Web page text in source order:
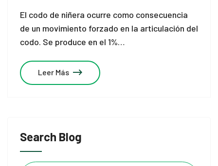
Search Blog
El codo de niñera ocurre como consecuencia
de un movimiento forzado en la articulación del
codo. Se produce en el 1%…
Leer Más